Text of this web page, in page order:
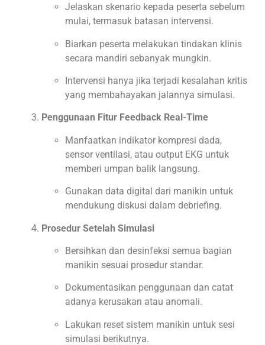
Jelaskan skenario kepada peserta sebelum
mulai, termasuk batasan intervensi.
Biarkan peserta melakukan tindakan klinis
secara mandiri sebanyak mungkin.
Intervensi hanya jika terjadi kesalahan kritis
yang membahayakan jalannya simulasi.
Penggunaan Fitur Feedback Real-Time
Manfaatkan indikator kompresi dada,
sensor ventilasi, atau output EKG untuk
memberi umpan balik langsung.
Gunakan data digital dari manikin untuk
mendukung diskusi dalam debriefing.
Prosedur Setelah Simulasi
Bersihkan dan desinfeksi semua bagian
manikin sesuai prosedur standar.
Dokumentasikan penggunaan dan catat
adanya kerusakan atau anomali.
Lakukan reset sistem manikin untuk sesi
simulasi berikutnya.